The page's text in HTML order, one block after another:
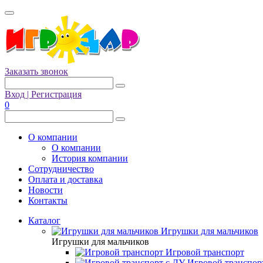
Заказать звонок
Вход | Регистрация
0
О компании
О компании
История компании
Сотрудничество
Оплата и доставка
Новости
Контакты
Каталог
Игрушки для мальчиков
Игрушки для мальчиков
Игровой транспорт